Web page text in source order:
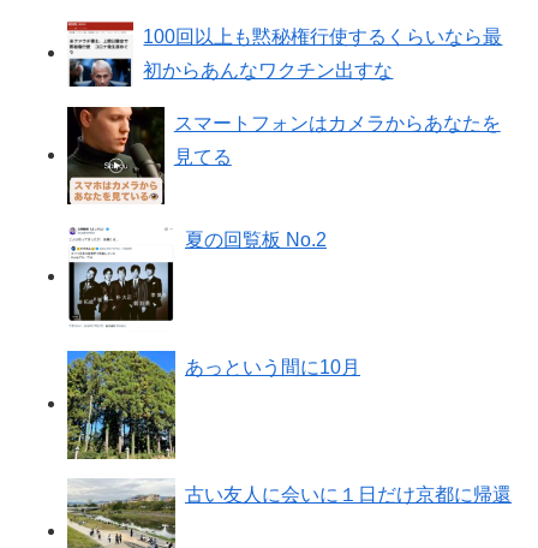
100回以上も黙秘権行使するくらいなら最
初からあんなワクチン出すな
スマートフォンはカメラからあなたを
見てる
夏の回覧板 No.2
あっという間に10月
古い友人に会いに１日だけ京都に帰還